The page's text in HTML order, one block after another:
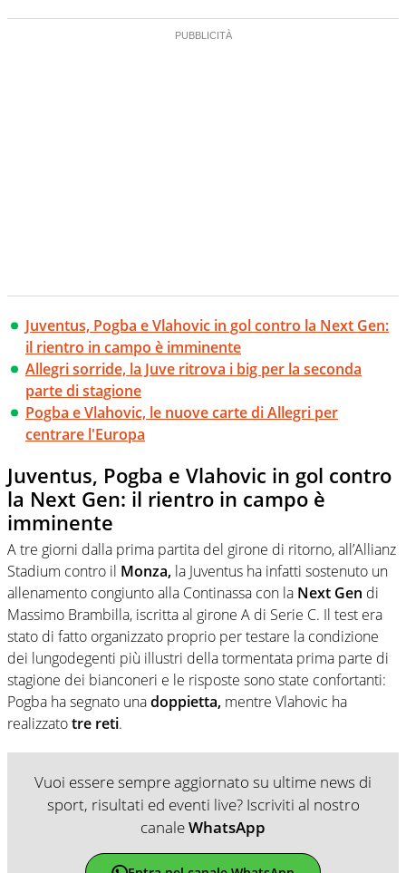
Juventus, Pogba e Vlahovic in gol contro la Next Gen:
il rientro in campo è imminente
Allegri sorride, la Juve ritrova i big per la seconda
parte di stagione
Pogba e Vlahovic, le nuove carte di Allegri per
centrare l'Europa
Juventus, Pogba e Vlahovic in gol contro
la Next Gen: il rientro in campo è
imminente
A tre giorni dalla prima partita del girone di ritorno, all’Allianz
Stadium contro il Monza, la Juventus ha infatti sostenuto un
allenamento congiunto alla Continassa con la Next Gen di
Massimo Brambilla, iscritta al girone A di Serie C. Il test era
stato di fatto organizzato proprio per testare la condizione
dei lungodegenti più illustri della tormentata prima parte di
stagione dei bianconeri e le risposte sono state confortanti:
Pogba ha segnato unadoppietta, mentre Vlahovic ha
realizzatotre reti.
Vuoi essere sempre aggiornato su ultime news di
sport, risultati ed eventi live? Iscriviti al nostro
canaleWhatsApp